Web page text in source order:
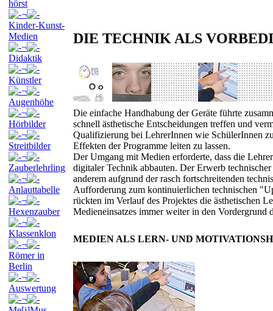
hörst
¬
Kinder-Kunst-
Medien
¬
Didaktik
¬
Künstler
¬
Augenhöhe
¬
Hörbilder
¬
Streitbilder
¬
Zauberlehrling
¬
Anlauttabelle
¬
Hexenzauber
¬
Klassenklon
¬
Römer in
Berlin
¬
Auswertung
¬
DIE TECHNIK ALS
Die einfache Handhabung der Geräte führte
schnell ästhetische Entscheidungen treffen und
Qualifizierung bei LehrerInnen wie SchülerInnen
Effekten der Programme leiten zu lassen.
Der Umgang mit Medien erforderte, dass die
digitaler Technik abbauten. Der Erwerb
anderem aufgrund der rasch fortschreitenden
Aufforderung zum kontinuierlichen technischen
rückten im Verlauf des Projektes die ästhetischen
Medieneinsatzes immer weiter in den Vordergrund
MEDIEN ALS LERN- UND